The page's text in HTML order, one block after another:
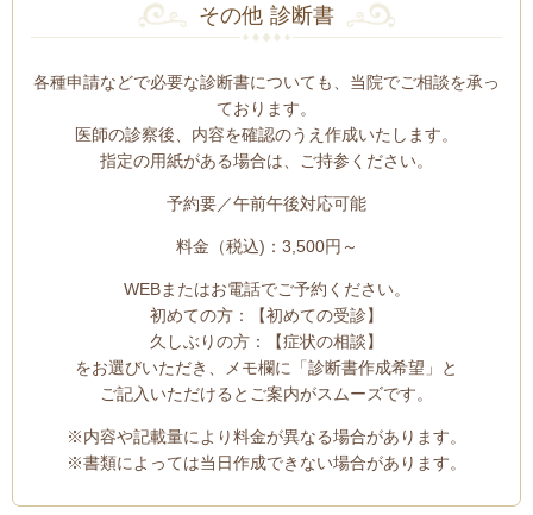
その他 診断書
各種申請などで必要な診断書についても、当院でご相談を承っ
ております。
医師の診察後、内容を確認のうえ作成いたします。
指定の用紙がある場合は、ご持参ください。
予約要／午前午後対応可能
料金（税込)：3,500円～
WEBまたはお電話でご予約ください。
初めての方：【初めての受診】
久しぶりの方：【症状の相談】
をお選びいただき、メモ欄に「診断書作成希望」と
ご記入いただけるとご案内がスムーズです。
※内容や記載量により料金が異なる場合があります。
※書類によっては当日作成できない場合があります。